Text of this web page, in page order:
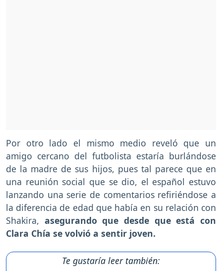
Por otro lado el mismo medio reveló que un
amigo cercano del futbolista estaría burlándose
de la madre de sus hijos, pues tal parece que en
una reunión social que se dio, el español estuvo
lanzando una serie de comentarios refiriéndose a
la diferencia de edad que había en su relación con
Shakira, asegurando que desde que está con
Clara Chía se volvió a sentir joven.
Te gustaría leer también: